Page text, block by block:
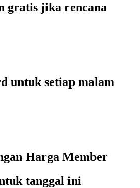
gratis jika rencana
untuk setiap malam
Harga Member
tanggal ini